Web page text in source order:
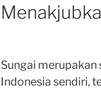
Sungai merupakan
Indonesia sendiri,